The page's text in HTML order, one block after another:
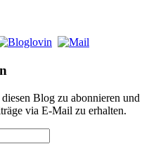
Blog zu abonnieren und
via E-Mail zu erhalten.